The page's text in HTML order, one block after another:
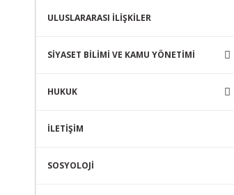
ULUSLARARASI İLİŞKİLER
SİYASET BİLİMİ VE KAMU YÖNETİMİ
HUKUK
İLETİŞİM
SOSYOLOJİ